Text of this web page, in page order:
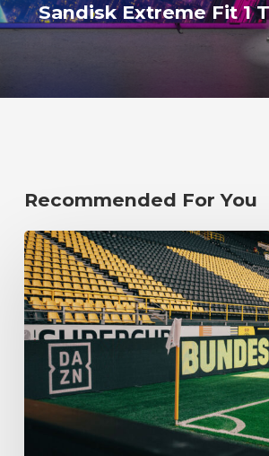
Sandisk Extreme Fit 1
Recommended For You